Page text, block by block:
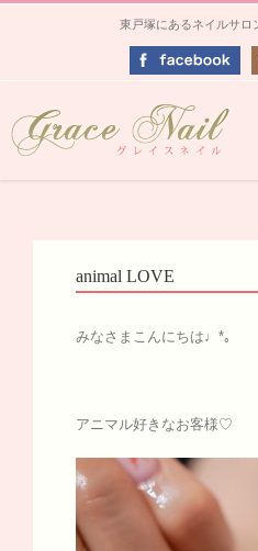
東戸塚にあるネイルサロ
animal LOVE
みなさまこんにちは♩*｡
アニマル好きなお客様♡